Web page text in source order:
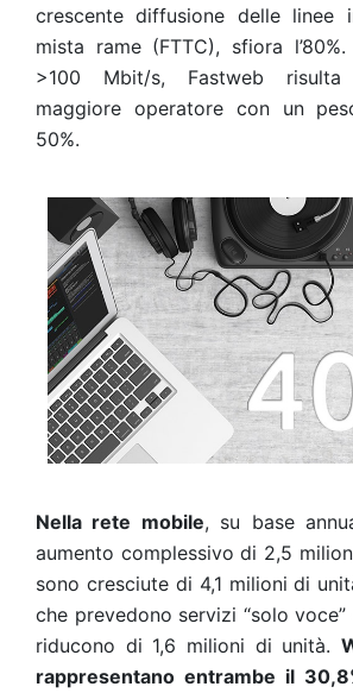
crescente diffusione delle
mista rame (FTTC), sfiora
>100 Mbit/s, Fastweb
maggiore operatore con un
50%.
Nella rete mobile, su base
aumento complessivo di 2,5
sono cresciute di 4,1 milioni di
che prevedono servizi “solo voce”
riducono di 1,6 milioni di unità.
rappresentano entrambe il